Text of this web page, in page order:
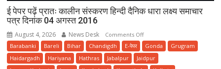
ई पेपर पढ़ें प्रातः कालीन संस्करण हिन्दी दैनिक धारा लक्ष्य समाचार
पत्र दिनांक 04 अगस्त 2016
August 4, 2026 News Desk Comments Offon
ई
पेपर
पढ़ें
Barabanki Bareli Bihar Chandigdh E-पेपर Gonda
Grugram
Haidargadh
Hariyana Hathras Jabalpur
Jaidpur